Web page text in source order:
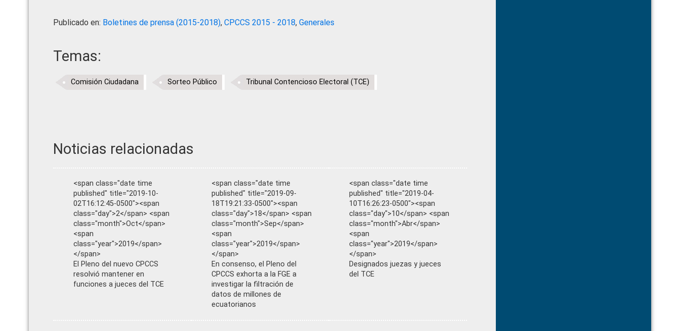
Publicado en: Boletines de prensa (2015-2018), CPCCS 2015 - 2018, Generales
Temas:
Comisión Ciudadana Sorteo Público Tribunal Contencioso Electoral (TCE)
Noticias relacionadas
<span class="date time
published" title="2019-10-
02T16:12:45-0500"><span
class="day">2</span> <span
class="month">Oct</span>
<span
class="year">2019</span>
</span>
El Pleno del nuevo CPCCS
resolvió mantener en
funciones a jueces del TCE
<span class="date time
published" title="2019-09-
18T19:21:33-0500"><span
class="day">18</span> <span
class="month">Sep</span>
<span
class="year">2019</span>
</span>
En consenso, el Pleno del
CPCCS exhorta a la FGE a
investigar la filtración de
datos de millones de
ecuatorianos
<span class="date time
published" title="2019-04-
10T16:26:23-0500"><span
class="day">10</span> <span
class="month">Abr</span>
<span
class="year">2019</span>
</span>
Designados juezas y jueces
del TCE